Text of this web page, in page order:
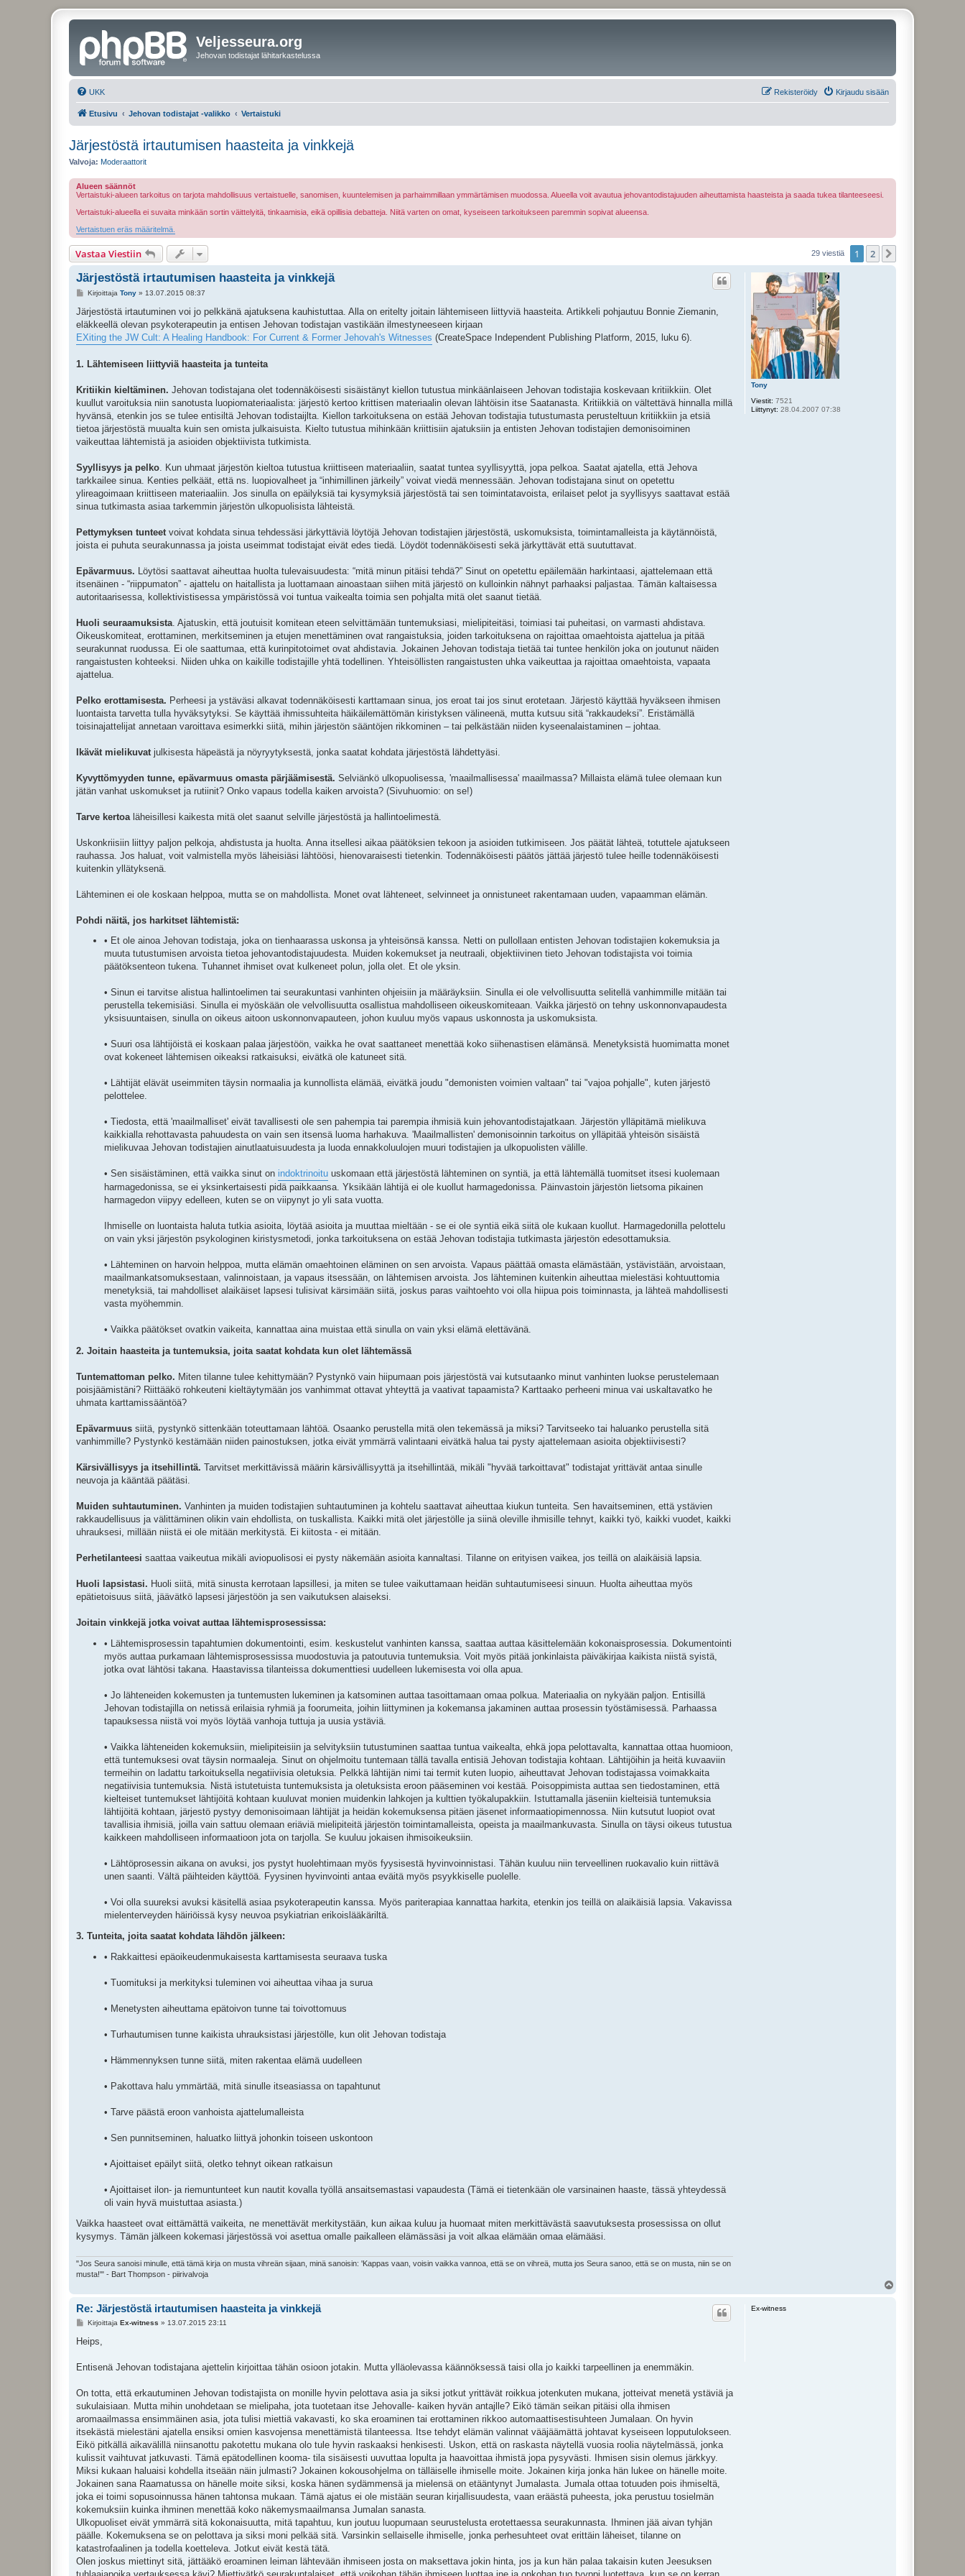
Veljesseura.org
Jehovan todistajat lähitarkastelussa
UKK Kirjaudu sisään
Rekisteröidy
Etusivu Jehovan todistajat -valikko Vertaistuki
Järjestöstä irtautumisen haasteita ja vinkkejä
Valvoja: Moderaattorit
Alueen säännöt
Vertaistuki-alueen tarkoitus on tarjota mahdollisuus vertaistuelle, sanomisen, kuuntelemisen ja parhaimmillaan ymmärtämisen muodossa. Alueella voit avautua jehovantodistajuuden aiheuttamista haasteista ja saada tukea tilanteeseesi.
Vertaistuki-alueella ei suvaita minkään sortin väittelyitä, tinkaamisia, eikä opillisia debatteja. Niitä varten on omat, kyseiseen tarkoitukseen paremmin sopivat alueensa.
Vertaistuen eräs määritelmä.
Vastaa Viestiin 29 viestiä 1 2
Tony
Viestit: 7521
Liittynyt: 28.04.2007 07:38
Järjestöstä irtautumisen haasteita ja vinkkejä
V
e
t
i
Kirjoittaja Tony» 13.07.2015 08:37
Järjestöstä irtautuminen voi jo pelkkänä ajatuksena kauhistuttaa. Alla on eritelty joitain lähtemiseen liittyviä haasteita. Artikkeli pohjautuu Bonnie Ziemanin,
eläkkeellä olevan psykoterapeutin ja entisen Jehovan todistajan vastikään ilmestyneeseen kirjaan
EXiting the JW Cult: A Healing Handbook: For Current & Former Jehovah's Witnesses (CreateSpace Independent Publishing Platform, 2015, luku 6).
1. Lähtemiseen liittyviä haasteita ja tunteita
Kritiikin kieltäminen. Jehovan todistajana olet todennäköisesti sisäistänyt kiellon tutustua minkäänlaiseen Jehovan todistajia koskevaan kritiikkiin. Olet
kuullut varoituksia niin sanotusta luopiomateriaalista: järjestö kertoo krittisen materiaalin olevan lähtöisin itse Saatanasta. Kritiikkiä on vältettävä hinnalla millä
hyvänsä, etenkin jos se tulee entisiltä Jehovan todistaijlta. Kiellon tarkoituksena on estää Jehovan todistajia tutustumasta perusteltuun kritiikkiin ja etsiä
tietoa järjestöstä muualta kuin sen omista julkaisuista. Kielto tutustua mihinkään kriittisiin ajatuksiin ja entisten Jehovan todistajien demonisoiminen
vaikeuttaa lähtemistä ja asioiden objektiivista tutkimista.
Syyllisyys ja pelko. Kun uhmaat järjestön kieltoa tutustua kriittiseen materiaaliin, saatat tuntea syyllisyyttä, jopa pelkoa. Saatat ajatella, että Jehova
tarkkailee sinua. Kenties pelkäät, että ns. luopiovalheet ja “inhimillinen järkeily” voivat viedä mennessään. Jehovan todistajana sinut on opetettu
ylireagoimaan kriittiseen materiaaliin. Jos sinulla on epäilyksiä tai kysymyksiä järjestöstä tai sen toimintatavoista, erilaiset pelot ja syyllisyys saattavat estää
sinua tutkimasta asiaa tarkemmin järjestön ulkopuolisista lähteistä.
Pettymyksen tunteetvoivat kohdata sinua tehdessäsi järkyttäviä löytöjä Jehovan todistajien järjestöstä, uskomuksista, toimintamalleista ja käytännöistä,
joista ei puhuta seurakunnassa ja joista useimmat todistajat eivät edes tiedä. Löydöt todennäköisesti sekä järkyttävät että suututtavat.
Epävarmuus. Löytösi saattavat aiheuttaa huolta tulevaisuudesta: “mitä minun pitäisi tehdä?” Sinut on opetettu epäilemään harkintaasi, ajattelemaan että
itsenäinen - “riippumaton” - ajattelu on haitallista ja luottamaan ainoastaan siihen mitä järjestö on kulloinkin nähnyt parhaaksi paljastaa. Tämän kaltaisessa
autoritaarisessa, kollektivistisessa ympäristössä voi tuntua vaikealta toimia sen pohjalta mitä olet saanut tietää.
Huoli seuraamuksista. Ajatuskin, että joutuisit komitean eteen selvittämään tuntemuksiasi, mielipiteitäsi, toimiasi tai puheitasi, on varmasti ahdistava.
Oikeuskomiteat, erottaminen, merkitseminen ja etujen menettäminen ovat rangaistuksia, joiden tarkoituksena on rajoittaa omaehtoista ajattelua ja pitää
seurakunnat ruodussa. Ei ole saattumaa, että kurinpitotoimet ovat ahdistavia. Jokainen Jehovan todistaja tietää tai tuntee henkilön joka on joutunut näiden
rangaistusten kohteeksi. Niiden uhka on kaikille todistajille yhtä todellinen. Yhteisöllisten rangaistusten uhka vaikeuttaa ja rajoittaa omaehtoista, vapaata
ajattelua.
Pelko erottamisesta. Perheesi ja ystäväsi alkavat todennäköisesti karttamaan sinua, jos eroat tai jos sinut erotetaan. Järjestö käyttää hyväkseen ihmisen
luontaista tarvetta tulla hyväksytyksi. Se käyttää ihmissuhteita häikäilemättömän kiristyksen välineenä, mutta kutsuu sitä “rakkaudeksi”. Eristämällä
toisinajattelijat annetaan varoittava esimerkki siitä, mihin järjestön sääntöjen rikkominen – tai pelkästään niiden kyseenalaistaminen – johtaa.
Ikävät mielikuvatjulkisesta häpeästä ja nöyryytyksestä, jonka saatat kohdata järjestöstä lähdettyäsi.
Kyvyttömyyden tunne, epävarmuus omasta pärjäämisestä. Selviänkö ulkopuolisessa, 'maailmallisessa' maailmassa? Millaista elämä tulee olemaan kun
jätän vanhat uskomukset ja rutiinit? Onko vapaus todella kaiken arvoista? (Sivuhuomio: on se!)
Tarve kertoaläheisillesi kaikesta mitä olet saanut selville järjestöstä ja hallintoelimestä.
Uskonkriisiin liittyy paljon pelkoja, ahdistusta ja huolta. Anna itsellesi aikaa päätöksien tekoon ja asioiden tutkimiseen. Jos päätät lähteä, totuttele ajatukseen
rauhassa. Jos haluat, voit valmistella myös läheisiäsi lähtöösi, hienovaraisesti tietenkin. Todennäköisesti päätös jättää järjestö tulee heille todennäköisesti
kuitenkin yllätyksenä.
Lähteminen ei ole koskaan helppoa, mutta se on mahdollista. Monet ovat lähteneet, selvinneet ja onnistuneet rakentamaan uuden, vapaamman elämän.
Pohdi näitä, jos harkitset lähtemistä:
• Et ole ainoa Jehovan todistaja, joka on tienhaarassa uskonsa ja yhteisönsä kanssa. Netti on pullollaan entisten Jehovan todistajien kokemuksia ja
muuta tutustumisen arvoista tietoa jehovantodistajuudesta. Muiden kokemukset ja neutraali, objektiivinen tieto Jehovan todistajista voi toimia
päätöksenteon tukena. Tuhannet ihmiset ovat kulkeneet polun, jolla olet. Et ole yksin.
• Sinun ei tarvitse alistua hallintoelimen tai seurakuntasi vanhinten ohjeisiin ja määräyksiin. Sinulla ei ole velvollisuutta selitellä vanhimmille mitään tai
perustella tekemisiäsi. Sinulla ei myöskään ole velvollisuutta osallistua mahdolliseen oikeuskomiteaan. Vaikka järjestö on tehny uskonnonvapaudesta
yksisuuntaisen, sinulla on oikeus aitoon uskonnonvapauteen, johon kuuluu myös vapaus uskonnosta ja uskomuksista.
• Suuri osa lähtijöistä ei koskaan palaa järjestöön, vaikka he ovat saattaneet menettää koko siihenastisen elämänsä. Menetyksistä huomimatta monet
ovat kokeneet lähtemisen oikeaksi ratkaisuksi, eivätkä ole katuneet sitä.
• Lähtijät elävät useimmiten täysin normaalia ja kunnollista elämää, eivätkä joudu "demonisten voimien valtaan" tai "vajoa pohjalle", kuten järjestö
pelottelee.
• Tiedosta, että 'maailmalliset' eivät tavallisesti ole sen pahempia tai parempia ihmisiä kuin jehovantodistajatkaan. Järjestön ylläpitämä mielikuva
kaikkialla rehottavasta pahuudesta on vain sen itsensä luoma harhakuva. 'Maailmallisten' demonisoinnin tarkoitus on ylläpitää yhteisön sisäistä
mielikuvaa Jehovan todistajien ainutlaatuisuudesta ja luoda ennakkoluulojen muuri todistajien ja ulkopuolisten välille.
• Sen sisäistäminen, että vaikka sinut on indoktrinoitu uskomaan että järjestöstä lähteminen on syntiä, ja että lähtemällä tuomitset itsesi kuolemaan
harmagedonissa, se ei yksinkertaisesti pidä paikkaansa. Yksikään lähtijä ei ole kuollut harmagedonissa. Päinvastoin järjestön lietsoma pikainen
harmagedon viipyy edelleen, kuten se on viipynyt jo yli sata vuotta.
Ihmiselle on luontaista haluta tutkia asioita, löytää asioita ja muuttaa mieltään - se ei ole syntiä eikä siitä ole kukaan kuollut. Harmagedonilla pelottelu
on vain yksi järjestön psykologinen kiristysmetodi, jonka tarkoituksena on estää Jehovan todistajia tutkimasta järjestön edesottamuksia.
• Lähteminen on harvoin helppoa, mutta elämän omaehtoinen eläminen on sen arvoista. Vapaus päättää omasta elämästään, ystävistään, arvoistaan,
maailmankatsomuksestaan, valinnoistaan, ja vapaus itsessään, on lähtemisen arvoista. Jos lähteminen kuitenkin aiheuttaa mielestäsi kohtuuttomia
menetyksiä, tai mahdolliset alaikäiset lapsesi tulisivat kärsimään siitä, joskus paras vaihtoehto voi olla hiipua pois toiminnasta, ja lähteä mahdollisesti
vasta myöhemmin.
• Vaikka päätökset ovatkin vaikeita, kannattaa aina muistaa että sinulla on vain yksi elämä elettävänä.
2. Joitain haasteita ja tuntemuksia, joita saatat kohdata kun olet lähtemässä
Tuntemattoman pelko. Miten tilanne tulee kehittymään? Pystynkö vain hiipumaan pois järjestöstä vai kutsutaanko minut vanhinten luokse perustelemaan
poisjäämistäni? Riittääkö rohkeuteni kieltäytymään jos vanhimmat ottavat yhteyttä ja vaativat tapaamista? Karttaako perheeni minua vai uskaltavatko he
uhmata karttamissääntöä?
Epävarmuus siitä, pystynkö sittenkään toteuttamaan lähtöä. Osaanko perustella mitä olen tekemässä ja miksi? Tarvitseeko tai haluanko perustella sitä
vanhimmille? Pystynkö kestämään niiden painostuksen, jotka eivät ymmärrä valintaani eivätkä halua tai pysty ajattelemaan asioita objektiivisesti?
Kärsivällisyys ja itsehillintä. Tarvitset merkittävissä määrin kärsivällisyyttä ja itsehillintää, mikäli "hyvää tarkoittavat" todistajat yrittävät antaa sinulle
neuvoja ja kääntää päätäsi.
Muiden suhtautuminen. Vanhinten ja muiden todistajien suhtautuminen ja kohtelu saattavat aiheuttaa kiukun tunteita. Sen havaitseminen, että ystävien
rakkaudellisuus ja välittäminen olikin vain ehdollista, on tuskallista. Kaikki mitä olet järjestölle ja siinä oleville ihmisille tehnyt, kaikki työ, kaikki vuodet, kaikki
uhrauksesi, millään niistä ei ole mitään merkitystä. Ei kiitosta - ei mitään.
Perhetilanteesi saattaa vaikeutua mikäli aviopuolisosi ei pysty näkemään asioita kannaltasi. Tilanne on erityisen vaikea, jos teillä on alaikäisiä lapsia.
Huoli lapsistasi. Huoli siitä, mitä sinusta kerrotaan lapsillesi, ja miten se tulee vaikuttamaan heidän suhtautumiseesi sinuun. Huolta aiheuttaa myös
epätietoisuus siitä, jäävätkö lapsesi järjestöön ja sen vaikutuksen alaiseksi.
Joitain vinkkejä jotka voivat auttaa lähtemisprosessissa:
• Lähtemisprosessin tapahtumien dokumentointi, esim. keskustelut vanhinten kanssa, saattaa auttaa käsittelemään kokonaisprosessia. Dokumentointi
myös auttaa purkamaan lähtemisprosessissa muodostuvia ja patoutuvia tuntemuksia. Voit myös pitää jonkinlaista päiväkirjaa kaikista niistä syistä,
jotka ovat lähtösi takana. Haastavissa tilanteissa dokumenttiesi uudelleen lukemisesta voi olla apua.
• Jo lähteneiden kokemusten ja tuntemusten lukeminen ja katsominen auttaa tasoittamaan omaa polkua. Materiaalia on nykyään paljon. Entisillä
Jehovan todistajilla on netissä erilaisia ryhmiä ja foorumeita, joihin liittyminen ja kokemansa jakaminen auttaa prosessin työstämisessä. Parhaassa
tapauksessa niistä voi myös löytää vanhoja tuttuja ja uusia ystäviä.
• Vaikka lähteneiden kokemuksiin, mielipiteisiin ja selvityksiin tutustuminen saattaa tuntua vaikealta, ehkä jopa pelottavalta, kannattaa ottaa huomioon,
että tuntemuksesi ovat täysin normaaleja. Sinut on ohjelmoitu tuntemaan tällä tavalla entisiä Jehovan todistajia kohtaan. Lähtijöihin ja heitä kuvaaviin
termeihin on ladattu tarkoituksella negatiivisia oletuksia. Pelkkä lähtijän nimi tai termit kuten luopio, aiheuttavat Jehovan todistajassa voimakkaita
negatiivisia tuntemuksia. Nistä istutetuista tuntemuksista ja oletuksista eroon pääseminen voi kestää. Poisoppimista auttaa sen tiedostaminen, että
kielteiset tuntemukset lähtijöitä kohtaan kuuluvat monien muidenkin lahkojen ja kulttien työkalupakkiin. Istuttamalla jäseniin kielteisiä tuntemuksia
lähtijöitä kohtaan, järjestö pystyy demonisoimaan lähtijät ja heidän kokemuksensa pitäen jäsenet informaatiopimennossa. Niin kutsutut luopiot ovat
tavallisia ihmisiä, joilla vain sattuu olemaan eriäviä mielipiteitä järjestön toimintamalleista, opeista ja maailmankuvasta. Sinulla on täysi oikeus tutustua
kaikkeen mahdolliseen informaatioon jota on tarjolla. Se kuuluu jokaisen ihmisoikeuksiin.
• Lähtöprosessin aikana on avuksi, jos pystyt huolehtimaan myös fyysisestä hyvinvoinnistasi. Tähän kuuluu niin terveellinen ruokavalio kuin riittävä
unen saanti. Vältä päihteiden käyttöä. Fyysinen hyvinvointi antaa eväitä myös psyykkiselle puolelle.
• Voi olla suureksi avuksi käsitellä asiaa psykoterapeutin kanssa. Myös pariterapiaa kannattaa harkita, etenkin jos teillä on alaikäisiä lapsia. Vakavissa
mielenterveyden häiriöissä kysy neuvoa psykiatrian erikoislääkäriltä.
3. Tunteita, joita saatat kohdata lähdön jälkeen:
• Rakkaittesi epäoikeudenmukaisesta karttamisesta seuraava tuska
• Tuomituksi ja merkityksi tuleminen voi aiheuttaa vihaa ja surua
• Menetysten aiheuttama epätoivon tunne tai toivottomuus
• Turhautumisen tunne kaikista uhrauksistasi järjestölle, kun olit Jehovan todistaja
• Hämmennyksen tunne siitä, miten rakentaa elämä uudelleen
• Pakottava halu ymmärtää, mitä sinulle itseasiassa on tapahtunut
• Tarve päästä eroon vanhoista ajattelumalleista
• Sen punnitseminen, haluatko liittyä johonkin toiseen uskontoon
• Ajoittaiset epäilyt siitä, oletko tehnyt oikean ratkaisun
• Ajoittaiset ilon- ja riemuntunteet kun nautit kovalla työllä ansaitsemastasi vapaudesta (Tämä ei tietenkään ole varsinainen haaste, tässä yhteydessä
oli vain hyvä muistuttaa asiasta.)
Vaikka haasteet ovat eittämättä vaikeita, ne menettävät merkitystään, kun aikaa kuluu ja huomaat miten merkittävästä saavutuksesta prosessissa on ollut
kysymys. Tämän jälkeen kokemasi järjestössä voi asettua omalle paikalleen elämässäsi ja voit alkaa elämään omaa elämääsi.
"Jos Seura sanoisi minulle, että tämä kirja on musta vihreän sijaan, minä sanoisin: 'Kappas vaan, voisin vaikka vannoa, että se on vihreä, mutta jos Seura sanoo, että se on musta, niin se on
musta!'" - Bart Thompson - piirivalvoja
Ex-witness
Re: Järjestöstä irtautumisen haasteita ja vinkkejä
V
e
i
Kirjoittaja Ex-witness » 13.07.2015 23:11
Heips,
Entisenä Jehovan todistajana ajettelin kirjoittaa tähän osioon jotakin. Mutta ylläolevassa käännöksessä taisi olla jo kaikki tarpeellinen ja enemmäkin.
On totta, että erkautuminen Jehovan todistajista on monille hyvin pelottava asia ja siksi jotkut yrittävät roikkua jotenkuten mukana, jotteivat menetä ystäviä ja
sukulaisiaan. Mutta mihin unohdetaan se mielipaha, jota tuotetaan itse Jehovalle- kaiken hyvän antajlle? Eikö tämän seikan pitäisi olla ihmisen
aromaailmassa ensimmäinen asia, jota tulisi miettiä vakavasti, ko ska eroaminen tai erottaminen rikkoo automaattisestisuhteen Jumalaan. On hyvin
itsekästä mielestäni ajatella ensiksi omien kasvojensa menettämistä tilanteessa. Itse tehdyt elämän valinnat vääjäämättä johtavat kyseiseen lopputulokseen.
Eikö pitkällä aikavälillä niinsanottu pakotettu mukana olo tule hyvin raskaaksi henkisesti. Uskon, että on raskasta näytellä vuosia roolia näytelmässä, jonka
kulissit vaihtuvat jatkuvasti. Tämä epätodellinen kooma- tila sisäisesti uuvuttaa lopulta ja haavoittaa ihmistä jopa pysyvästi. Ihmisen sisin olemus järkkyy.
Miksi kukaan haluaisi kohdella itseään näin julmasti? Jokainen kokousohjelma on tälläiselle ihmiselle moite. Jokainen kirja jonka hän lukee on hänelle moite.
Jokainen sana Raamatussa on hänelle moite siksi, koska hänen sydämmensä ja mielensä on etääntynyt Jumalasta. Jumala ottaa totuuden pois ihmiseltä,
joka ei toimi sopusoinnussa hänen tahtonsa mukaan. Tämä ajatus ei ole mistään seuran kirjallisuudesta, vaan eräästä puheesta, joka perustuu tosielmän
kokemuksiin kuinka ihminen menettää koko näkemysmaailmansa Jumalan sanasta.
Ulkopuoliset eivät ymmärrä sitä kokonaisuutta, mitä tapahtuu, kun joutuu luopumaan seurustelusta erotettaessa seurakunnasta. Ihminen jää aivan tyhjän
päälle. Kokemuksena se on pelottava ja siksi moni pelkää sitä. Varsinkin sellaiselle ihmiselle, jonka perhesuhteet ovat erittäin läheiset, tilanne on
katastrofaalinen ja todella koetteleva. Jotkut eivät kestä tätä.
Olen joskus miettinyt sitä, jättääkö eroaminen leiman lähtevään ihmiseen josta on maksettava jokin hinta, jos ja kun hän palaa takaisin kuten Jeesuksen